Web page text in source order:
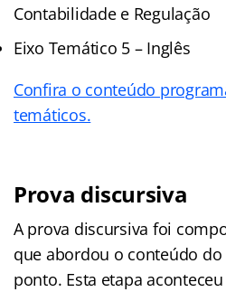
Contabilidade e Regulação
Eixo Temático 5 – Inglês
Confira o conteúdo
temáticos.
Prova discursiva
A prova discursiva foi
que abordou o conteúdo
ponto. Esta etapa